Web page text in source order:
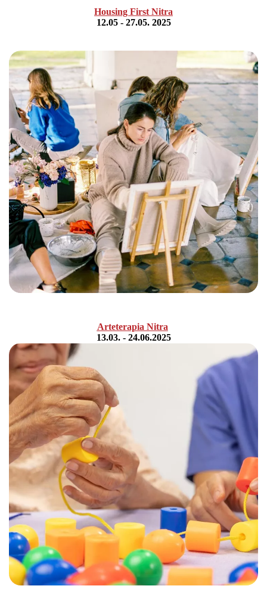
Housing First Nitra
12.05 - 27.05. 2025
Arteterapia Nitra
13.03. - 24.06.2025